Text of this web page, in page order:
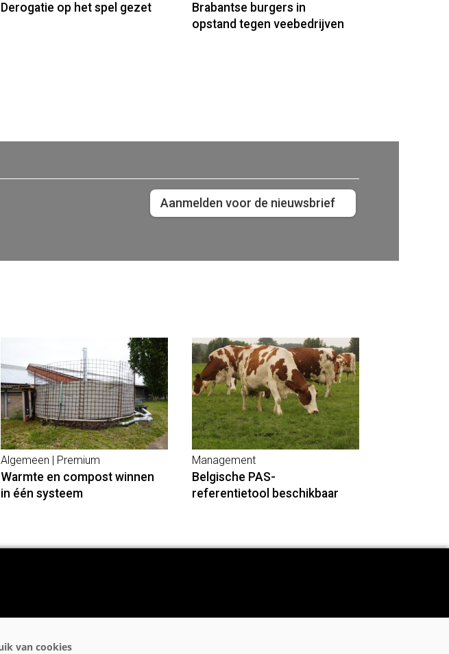
Derogatie op het spel gezet
Brabantse burgers in
opstand tegen veebedrijven
Aanmelden voor de nieuwsbrief
Algemeen | Premium
Warmte en compost winnen
in één systeem
Management
Belgische PAS-
referentietool beschikbaar